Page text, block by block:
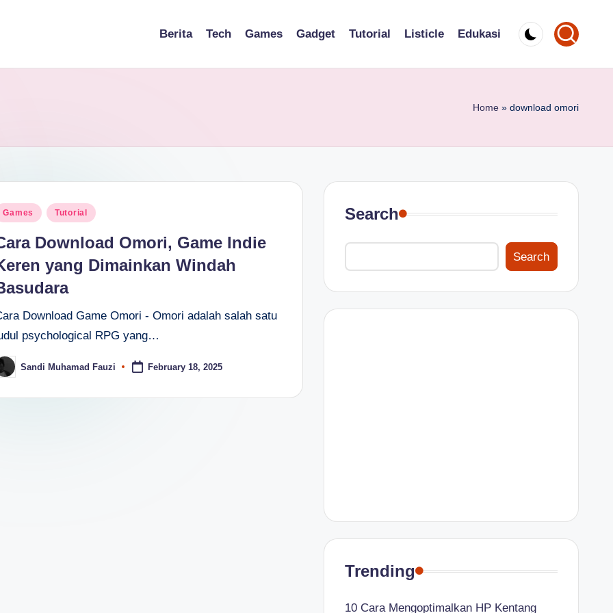
Berita Tech Games Gadget Tutorial Listicle Edukasi
Home » download omori
Games Tutorial
Download Omori, Game Indie
yang Dimainkan Windah
Download Game Omori - Omori adalah salah satu
psychological RPG yang…
Sandi Muhamad Fauzi February 18, 2025
Search
Search
Trending
10 Cara Mengoptimalkan HP Kentang